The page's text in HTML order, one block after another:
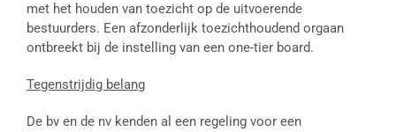
met het houden van toezicht op de uitvoerende
bestuurders. Een afzonderlijk toezichthoudend orgaan
ontbreekt bij de instelling van een one-tier board.
Tegenstrijdig belang
De bv en de nv kenden al een regeling voor een